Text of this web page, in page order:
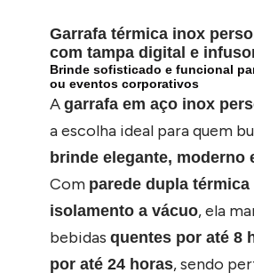
Garrafa térmica inox
com tampa digital e
Brinde sofisticado e funcional
ou eventos corporativos
A garrafa em aço inox
a escolha ideal para quem
brinde elegante, moderno
Com parede dupla térmica
isolamento a vácuo, ela
bebidas quentes por até 8
por até 24 horas, sendo